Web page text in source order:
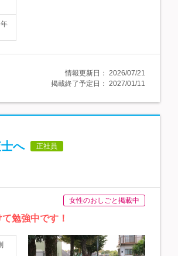
情報更新日： 2026/07/21
掲載終了予定日： 2027/01/11
へ 正社員
女性のおしごと掲載中
勉強中です！